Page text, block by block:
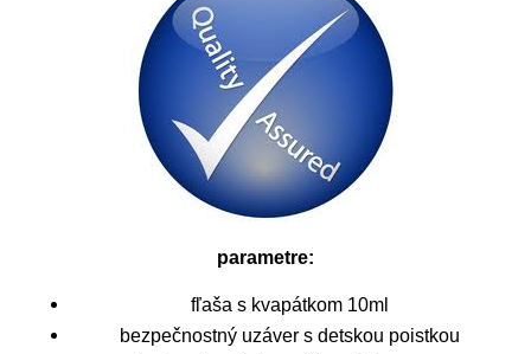
parametre:
fľaša s kvapátkom 10ml
bezpečnostný uzáver s detskou poistkou